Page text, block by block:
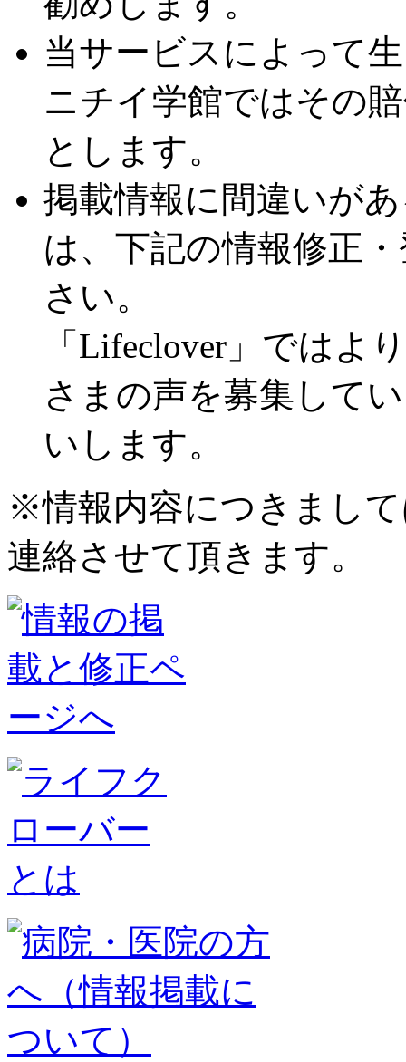
当サービスによって
ニチイ学館ではその
とします。
掲載情報に間違いが
は、下記の情報修正
さい。
「Lifeclover」ではよ
さまの声を募集して
いします。
※情報内容につきまし
連絡させて頂きます。